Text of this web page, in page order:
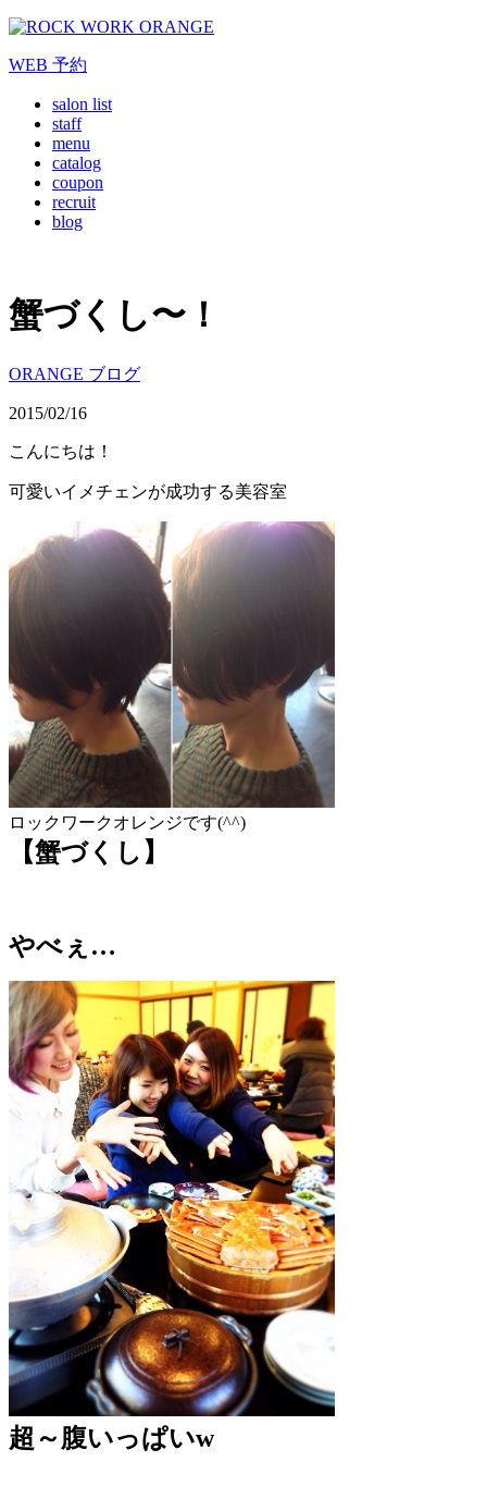
WEB 予約
salon list
staff
menu
catalog
coupon
recruit
blog
蟹づくし〜！
ORANGE ブログ
2015/02/16
こんにちは！
可愛いイメチェンが成功する美容室
ロックワークオレンジです(^^)
【蟹づくし】
やべぇ…
超～腹いっぱいw